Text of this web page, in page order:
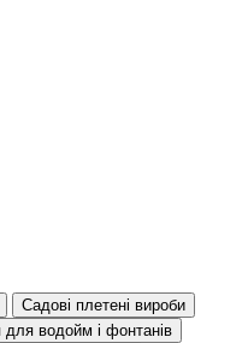
Садові плетені вироби
для водойм і фонтанів